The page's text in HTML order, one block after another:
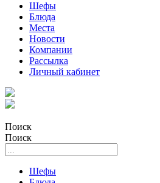
Шефы
Блюда
Места
Новости
Компании
Рассылка
Личный кабинет
Поиск
Поиск
Шефы